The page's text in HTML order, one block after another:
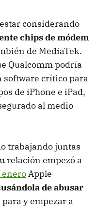
considerando
chips de módem
de MediaTek.
Qualcomm podría
software crítico para
de iPhone e iPad,
al medio
trabajando juntas
relación empezó a
eneroApple
de abusar
para y empezar a